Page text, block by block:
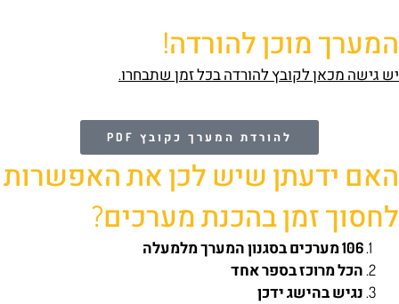
המערך מוכן להורדה!
יש גישה מכאן לקובץ להורדה בכל זמן שתבחרו.
להורדת המערך כקובץ PDF
האם ידעתן שיש לכן את האפשרות
לחסוך זמן בהכנת מערכים?
106 מערכים בסגנון המערך מלמעלה
הכל מרוכז בספר אחד
נגיש בהישג ידכן